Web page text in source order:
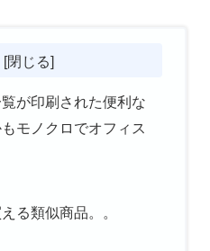
が印刷された便利な
モノクロでオフィス
る類似商品。。